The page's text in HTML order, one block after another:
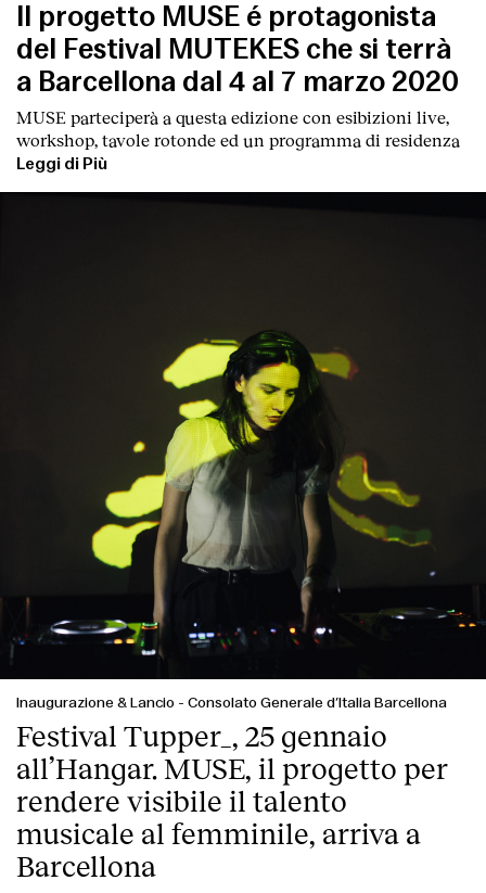
Contatto
Il progetto MUSE é protagonista
del Festival MUTEKES che si terrà
a Barcellona dal 4 al 7 marzo 2020
MUSE parteciperà a questa edizione con esibizioni live,
workshop, tavole rotonde ed un programma di residenza
Leggi di Più
Inaugurazione & Lancio - Consolato Generale d’Italia Barcellona
Festival Tupper_, 25 gennaio
all’Hangar. MUSE, il progetto per
rendere visibile il talento
musicale al femminile, arriva a
Barcellona